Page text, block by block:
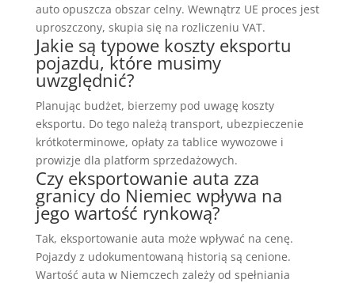
auto opuszcza obszar celny. Wewnątrz UE proces jest
uproszczony, skupia się na rozliczeniu VAT.
Jakie są typowe koszty eksportu
pojazdu, które musimy
uwzględnić?
Planując budżet, bierzemy pod uwagę koszty
eksportu. Do tego należą transport, ubezpieczenie
krótkoterminowe, opłaty za tablice wywozowe i
prowizje dla platform sprzedażowych.
Czy eksportowanie auta zza
granicy do Niemiec wpływa na
jego wartość rynkową?
Tak, eksportowanie auta może wpływać na cenę.
Pojazdy z udokumentowaną historią są cenione.
Wartość auta w Niemczech zależy od spełniania